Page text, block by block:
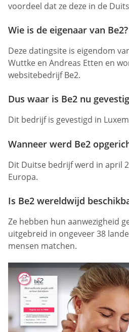
voordeel dat ze deze in de
Wie is de eigenaar van Be2?
Deze datingsite is eigendom
Wuttke en Andreas Etten en
websitebedrijf Be2.
Dus waar is Be2 nu
Dit bedrijf is gevestigd in
Wanneer werd Be2
Dit Duitse bedrijf werd in april
Europa.
Is Be2 wereldwijd
Ze hebben hun aanwezigheid
uitgebreid in ongeveer 38
mensen matchen.